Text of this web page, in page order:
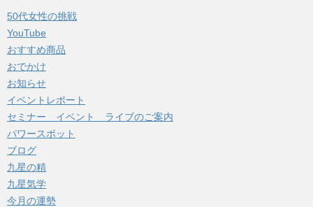
ブ
50代女性の挑戦
YouTube
おすすめ商品
おでかけ
お知らせ
イベントレポート
セミナー イベント ライブのご案内
パワースポット
ブログ
九星の精
九星気学
今月の運勢